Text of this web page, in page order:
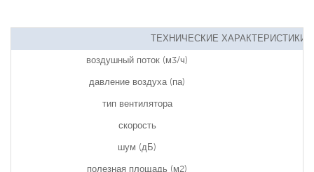
ТЕХНИЧЕСКИЕ ХАРАКТЕРИСТИКИ
воздушный поток (м3/ч)
давление воздуха (па)
тип вентилятора
скорость
шум (дБ)
полезная площадь (м2)